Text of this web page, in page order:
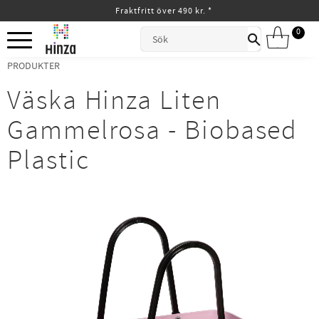
Meny
Fraktfritt över 490 kr. *
0
PRODUKTER
Väska Hinza Liten
Gammelrosa - Biobased
Plastic